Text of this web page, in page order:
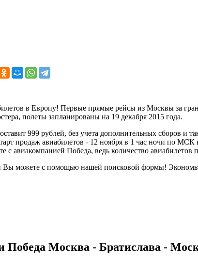
в Европу! Первые прямые рейсы из Москвы за
полеты запланированы на 19 декабря 2015 года.
999 рублей, без учета дополнительных сборов и
продаж авиабилетов - 12 ноября в 1 час ночи по
авиакомпанией Победа, ведь количество авиабилетов
можете с помощью нашей поисковой формы!
Победа Москва - Братислава -